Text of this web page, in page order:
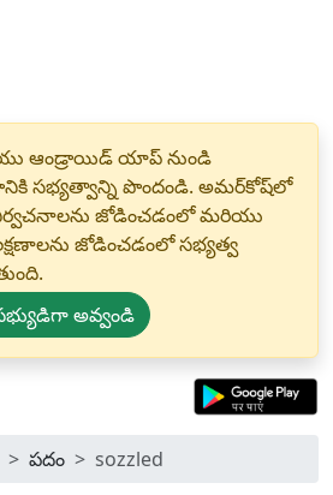
ఆండ్రాయిడ్ యాప్ నుండి
సభ్యత్వాన్ని పొందండి. అమర్‌కోష్‌లో
జోడించడంలో మరియు
జోడించడంలో సభ్యత్వ
అవ్వండి
పదం sozzled